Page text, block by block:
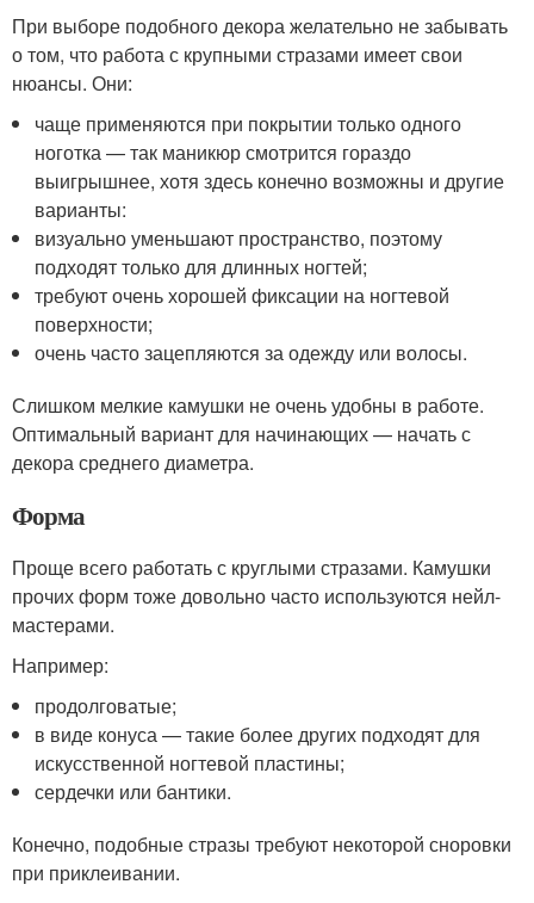
При выборе подобного декора желательно не забывать
о том, что работа с крупными стразами имеет свои
нюансы. Они:
чаще применяются при покрытии только одного
ноготка — так маникюр смотрится гораздо
выигрышнее, хотя здесь конечно возможны и другие
варианты:
визуально уменьшают пространство, поэтому
подходят только для длинных ногтей;
требуют очень хорошей фиксации на ногтевой
поверхности;
очень часто зацепляются за одежду или волосы.
Слишком мелкие камушки не очень удобны в работе.
Оптимальный вариант для начинающих — начать с
декора среднего диаметра.
Форма
Проще всего работать с круглыми стразами. Камушки
прочих форм тоже довольно часто используются нейл-
мастерами.
Например:
продолговатые;
в виде конуса — такие более других подходят для
искусственной ногтевой пластины;
сердечки или бантики.
Конечно, подобные стразы требуют некоторой сноровки
при приклеивании.